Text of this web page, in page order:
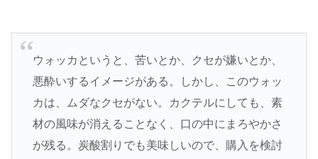
ウォッカというと、苦いとか、クセが嫌いとか、
悪酔いするイメージがある。しかし、このウォッ
カは、ムダなクセがない。カクテルにしても、素
材の風味が消えることなく、口の中にまろやかさ
が残る。炭酸割りでも美味しいので、購入を検討